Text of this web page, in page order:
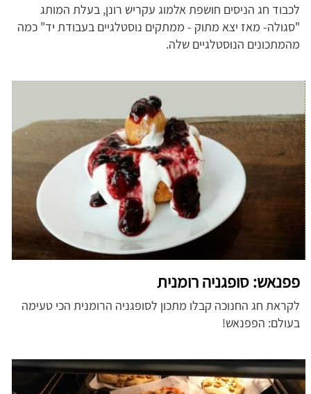
לכבוד חג הניסים חושפת אלמוג עקריש רונן, בעלת המותג
"סגולה- מאז יצא מתוק - ממתקים נוסטלגיים בעבודת יד" כמה
מהמתכונים הנוסטלגיים שלה.
פפנאש: סופגניה רומנית
לקראת חג החנוכה קבלו מתכון לסופגניה הרומנית הכי טעימה
בעולם: הפפנאש!